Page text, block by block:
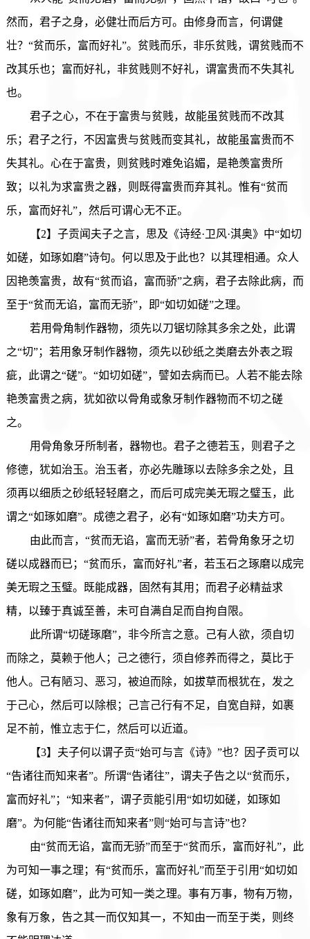
然而，君子之身，必健壮而后方可。由修身而言，何谓健
壮？“贫而乐，富而好礼”。贫贱而乐，非乐贫贱，谓贫贱而不
改其乐也；富而好礼，非贫贱则不好礼，谓富贵而不失其礼
也。
君子之心，不在于富贵与贫贱，故能虽贫贱而不改其
乐；君子之行，不因富贵与贫贱而变其礼，故能虽富贵而不
失其礼。心在于富贵，则贫贱时难免谄媚，是艳羡富贵所
致；以礼为求富贵之器，则既得富贵而弃其礼。惟有“贫而
乐，富而好礼”，然后可谓心无不正。
【2】子贡闻夫子之言，思及《诗经·卫风·淇奥》中“如切
如磋，如琢如磨”诗句。何以思及于此也？以其理相通。众人
因艳羡富贵，故有“贫而谄，富而骄”之病，君子去除此病，而
至于“贫而无谄，富而无骄”，即“如切如磋”之理。
若用骨角制作器物，须先以刀锯切除其多余之处，此谓
之“切”；若用象牙制作器物，须先以砂纸之类磨去外表之瑕
疵，此谓之“磋”。“如切如磋”，譬如去病而已。人若不能去除
艳羡富贵之病，犹如欲以骨角或象牙制作器物而不切之磋
之。
用骨角象牙所制者，器物也。君子之德若玉，则君子之
修德，犹如治玉。治玉者，亦必先雕琢以去除多余之处，且
须再以细质之砂纸轻轻磨之，而后可成完美无瑕之璧玉，此
谓之“如琢如磨”。成德之君子，必有“如琢如磨”功夫方可。
由此而言，“贫而无谄，富而无骄”者，若骨角象牙之切
磋以成器而已；“贫而乐，富而好礼”者，若玉石之琢磨以成完
美无瑕之玉璧。既能成器，固然有其用；而君子必精益求
精，以臻于真诚至善，未可自满自足而自拘自限。
此所谓“切磋琢磨”，非今所言之意。己有人欲，须自切
而除之，莫赖于他人；己之德行，须自修养而得之，莫比于
他人。己有陋习、恶习，被迫而除，如拔草而根犹在，发之
于己心，然后可以除根；己言己行有不足，自宽自辩，如裹
足不前，惟立志于仁，然后可以近道。
【3】夫子何以谓子贡“始可与言《诗》”也？因子贡可以
“告诸往而知来者”。所谓“告诸往”，谓夫子告之以“贫而乐，
富而好礼”；“知来者”，谓子贡能引用“如切如磋，如琢如
磨”。为何能“告诸往而知来者”则“始可与言诗”也？
由“贫而无谄，富而无骄”而至于“贫而乐，富而好礼”，此
为可知一事之理；有“贫而乐，富而好礼”而至于引用“如切如
磋，如琢如磨”，此为可知一类之理。事有万事，物有万物，
象有万象，告之其一而仅知其一，不知由一而至于类，则终